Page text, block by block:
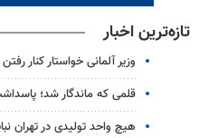
تازه‌ترین اخبار
وزیر آلمانی خواستار کنار
قلمی که ماندگار شد؛
هیچ واحد تولیدی در تهران